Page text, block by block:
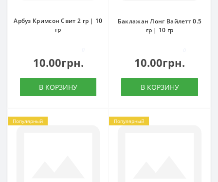
Арбуз Кримсон Свит 2 гр | 10
гр
10.00грн.
В КОРЗИНУ
Баклажан Лонг Вайлетт 0.5
гр | 10 гр
10.00грн.
В КОРЗИНУ
Популярный Популярный